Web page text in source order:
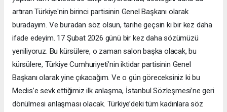
artıran Türkiye'nin birinci partisinin Genel Başkanı olarak
buradayım. Ve buradan söz olsun, tarihe geçsin ki bir kez daha
ifade edeyim. 17 Şubat 2026 günü bir kez daha sözümüzü
yeniliyoruz. Bu kürsülere, o zaman salon başka olacak, bu
kürsülere, Türkiye Cumhuriyeti’nin iktidar partisinin Genel
Başkanı olarak yine çıkacağım. Ve o gün göreceksiniz ki bu
Meclis’e sevk ettiğimiz ilk anlaşma, İstanbul Sözleşmesi’ne geri
dönülmesi anlaşması olacak. Türkiye’deki tüm kadınlara söz